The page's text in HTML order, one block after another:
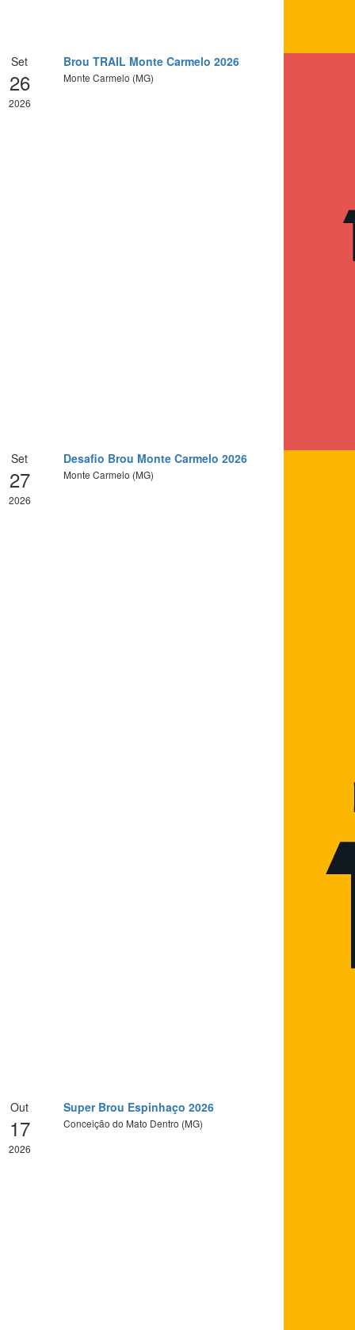
Set
26
2026
Brou TRAIL Monte Carmelo 2026
Monte Carmelo (MG)
Set
27
2026
Desafio Brou Monte Carmelo 2026
Monte Carmelo (MG)
Out
17
2026
Super Brou Espinhaço 2026
Conceição do Mato Dentro (MG)